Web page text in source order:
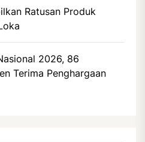
Ratusan Produk
2026, 86
Terima Penghargaan